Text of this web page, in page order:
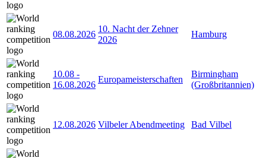
08.08.2026
10. Nacht der Zehner
2026
Hamburg
10.08 -
16.08.2026
Europameisterschaften
Birmingham
(Großbritannien)
12.08.2026 Vilbeler Abendmeeting Bad Vilbel